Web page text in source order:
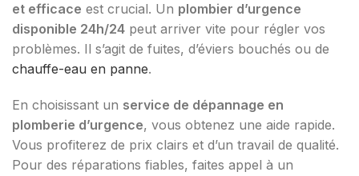
et efficace est crucial. Un plombier d’urgence
disponible 24h/24 peut arriver vite pour régler vos
problèmes. Il s’agit de fuites, d’éviers bouchés ou de
chauffe-eau en panne.
En choisissant un service de dépannage en
plomberie d’urgence, vous obtenez une aide rapide.
Vous profiterez de prix clairs et d’un travail de qualité.
Pour des réparations fiables, faites appel à un